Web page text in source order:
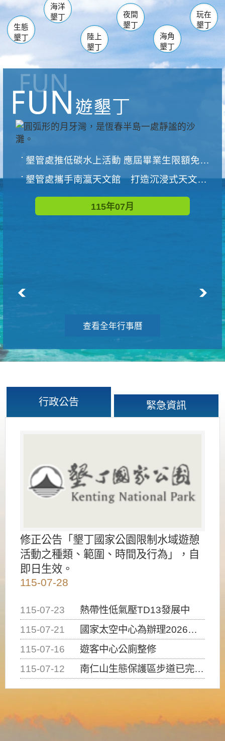
佳樂水
龍鑾潭自然中心 森林遊樂區
瓊麻館
關山 墾管處遊客中心
社頂公園 風吹沙
船帆石
白砂 龍磐公園
香蕉灣
砂島
鵝鑾鼻
生態
墾丁
海洋
墾丁
陸上
墾丁
夜間
墾丁
海角
墾丁
玩在
墾丁
墾管處推低碳水上活動 應屆畢業生限額免費參加
墾管處攜手南瀛天文館 打造沉浸式天文探索營隊
115年07月
查看全年行事曆
行政公告 緊急資訊
修正公告「墾丁國家公園限制水域遊憩
活動之種類、範圍、時間及行為」，自
即日生效。
115-07-28
115-07-23
熱帶性低氣壓TD13發展中
115-07-21
國家太空中心為辦理2026台灣盃火箭競賽，陸、海、空域警戒及協調相關事宜，因颱風備案事宜
115-07-16
遊客中心公廁整修
115-07-12
南仁山生態保護區步道已完成修復，自115年7月13日（星期一）起恢復開放入園，歡迎民眾依規定申請入園....